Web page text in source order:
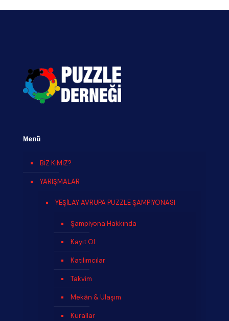
Menü
BİZ KİMİZ?
YARIŞMALAR
YEŞİLAY AVRUPA PUZZLE ŞAMPİYONASI
Şampiyona Hakkında
Kayıt Ol
Katılımcılar
Takvim
Mekân & Ulaşım
Kurallar